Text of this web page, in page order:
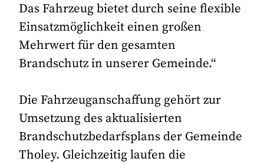
Das Fahrzeug bietet durch seine flexible
Einsatzmöglichkeit einen großen
Mehrwert für den gesamten
Brandschutz in unserer Gemeinde.“
Die Fahrzeuganschaffung gehört zur
Umsetzung des aktualisierten
Brandschutzbedarfsplans der Gemeinde
Tholey. Gleichzeitig laufen die